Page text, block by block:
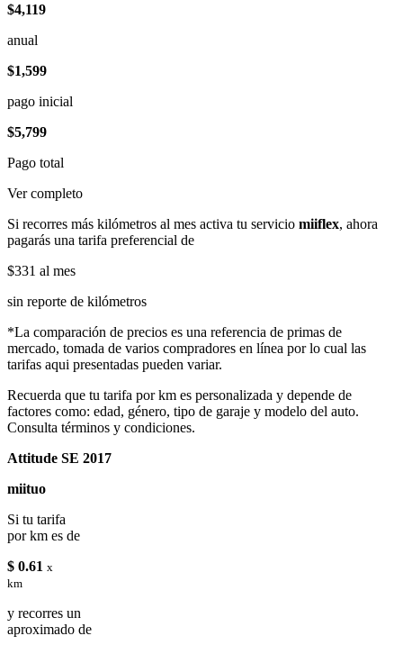
$4,119
anual
$1,599
pago inicial
$5,799
Pago total
Ver completo
Si recorres más kilómetros al mes activa tu servicio miiflex, ahora
pagarás una tarifa preferencial de
$331 al mes
sin reporte de kilómetros
*La comparación de precios es una referencia de primas de
mercado, tomada de varios compradores en línea por lo cual las
tarifas aqui presentadas pueden variar.
Recuerda que tu tarifa por km es personalizada y depende de
factores como: edad, género, tipo de garaje y modelo del auto.
Consulta términos y condiciones.
Attitude SE 2017
miituo
Si tu tarifa
por km es de
$ 0.61 x
km
y recorres un
aproximado de